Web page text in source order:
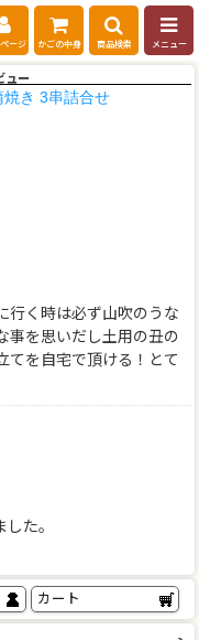
ージ かごの中身 商品検索 メニュー
ュー
焼き 3串詰合せ
行く時は必ず山吹のうな
事を思いだし土用の丑の
てを自宅で頂ける！とて
た。
カート